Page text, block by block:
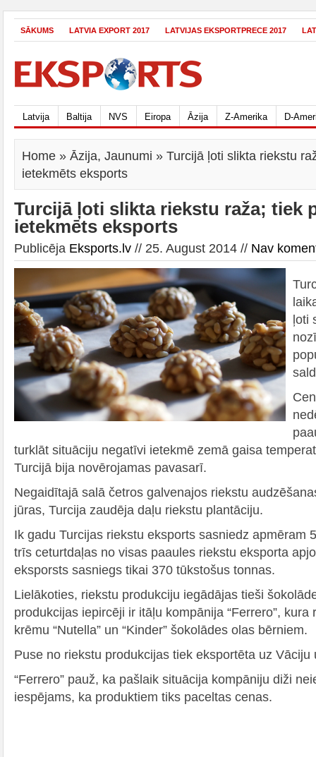
SĀKUMS LATVIA EXPORT 2017 LATVIJAS EKSPORTPRECE 2017
Latvija Baltija NVS Eiropa Āzija Z-Amerika D-
Home » Āzija, Jaunumi » Turcijā ļoti slikta riekstu
ietekmēts eksports
Turcijā ļoti slikta riekstu raža; tiek
ietekmēts eksports
Publicēja Eksports.lv // 25. August 2014 // Nav
ļoti
turklāt situāciju negatīvi ietekmē zemā gaisa
Turcijā bija novērojamas pavasarī.
Negaidītajā salā četros galvenajos riekstu
jūras, Turcija zaudēja daļu riekstu plantāciju.
Ik gadu Turcijas riekstu eksports sasniedz apmēram
trīs ceturtdaļas no visas paaules riekstu eksporta
eksporsts sasniegs tikai 370 tūkstošus tonnas.
Lielākoties, riekstu produkciju iegādājas tieši
produkcijas iepircēji ir itāļu kompānija “Ferrero”,
krēmu “Nutella” un “Kinder” šokolādes olas bērniem.
Puse no riekstu produkcijas tiek eksportēta uz Vāciju
“Ferrero” pauž, ka pašlaik situācija kompāniju diži
iespējams, ka produktiem tiks paceltas cenas.